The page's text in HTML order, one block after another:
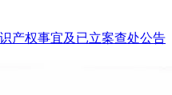
产权事宜及已立案查处公告